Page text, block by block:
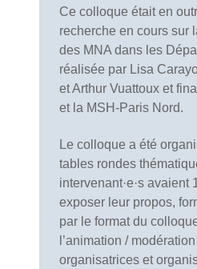
Ce colloque était en
recherche en cours sur
des MNA dans les
réalisée par Lisa
et Arthur Vuattoux et
et la MSH-Paris Nord.
Le colloque a été
tables rondes
intervenant·e·s avaient
exposer leur propos,
par le format du
l’animation /
organisatrices et